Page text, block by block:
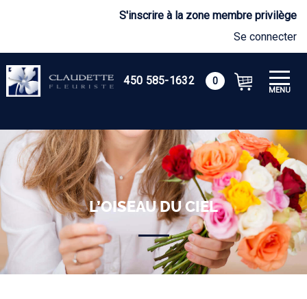
S'inscrire à la zone membre privilège
Se connecter
450 585-1632 0
L’OISEAU DU CIEL
MENU